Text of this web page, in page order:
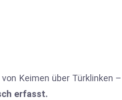
Keimen über Türklinken –
erfasst.